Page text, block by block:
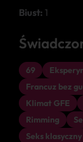
Biust: 1
69
Francuz bez
Klimat GFE
Rimming
Seks klasyczny